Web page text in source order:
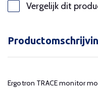
Vergelijk dit
Ergotron TRACE monitor